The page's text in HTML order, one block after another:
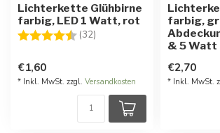
Lichterkette Glühbirne
farbig, LED 1 Watt, rot
Bewertung:
(32) 4.8 von 5 Sternen
€1,60
* Inkl. MwSt. zzgl. Versandkosten
farbig,
& 5 Watt
€2,70
* Inkl. MwSt.